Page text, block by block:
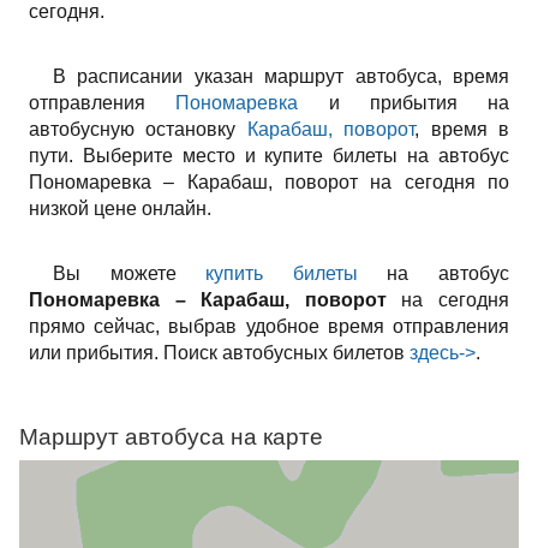
сегодня.
В расписании указан маршрут автобуса, время
отправления
Пономаревка и прибытия на
автобусную остановку
Карабаш, поворот, время в
пути. Выберите место и купите билеты на автобус
Пономаревка – Карабаш, поворот на сегодня по
низкой цене онлайн.
Вы можете купить билеты на автобус
Пономаревка – Карабаш, поворотна сегодня
прямо сейчас, выбрав удобное время отправления
или прибытия. Поиск автобусных билетов здесь->.
Маршрут автобуса на карте